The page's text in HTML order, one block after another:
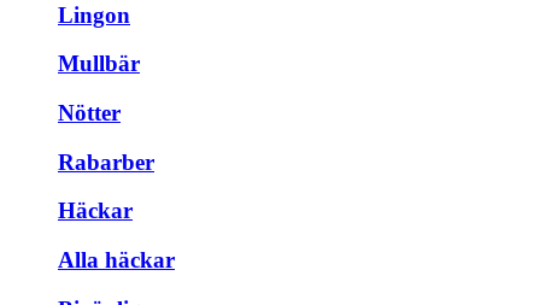
Lingon
Mullbär
Nötter
Rabarber
Häckar
Alla häckar